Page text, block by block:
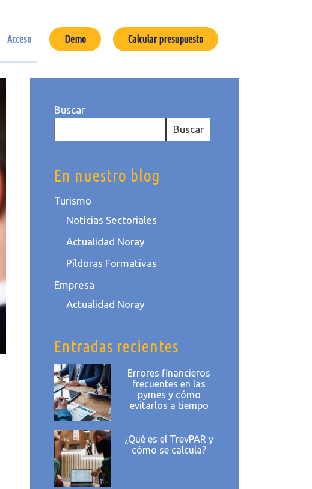
Acceso Demo Calcular presupuesto
Buscar
Buscar
En nuestro blog
Turismo
Noticias Sectoriales
Actualidad Noray
Píldoras Formativas
Empresa
Actualidad Noray
Entradas recientes
Errores financieros
frecuentes en las
pymes y cómo
evitarlos a tiempo
¿Qué es el TrevPAR y
cómo se calcula?